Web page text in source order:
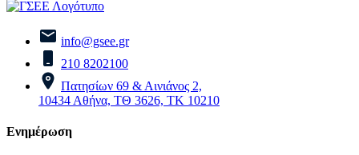
info@gsee.gr
210 8202100
Πατησίων 69 & Αινιάνος 2,
10434 Αθήνα, ΤΘ 3626, ΤΚ 10210
Ενημέρωση